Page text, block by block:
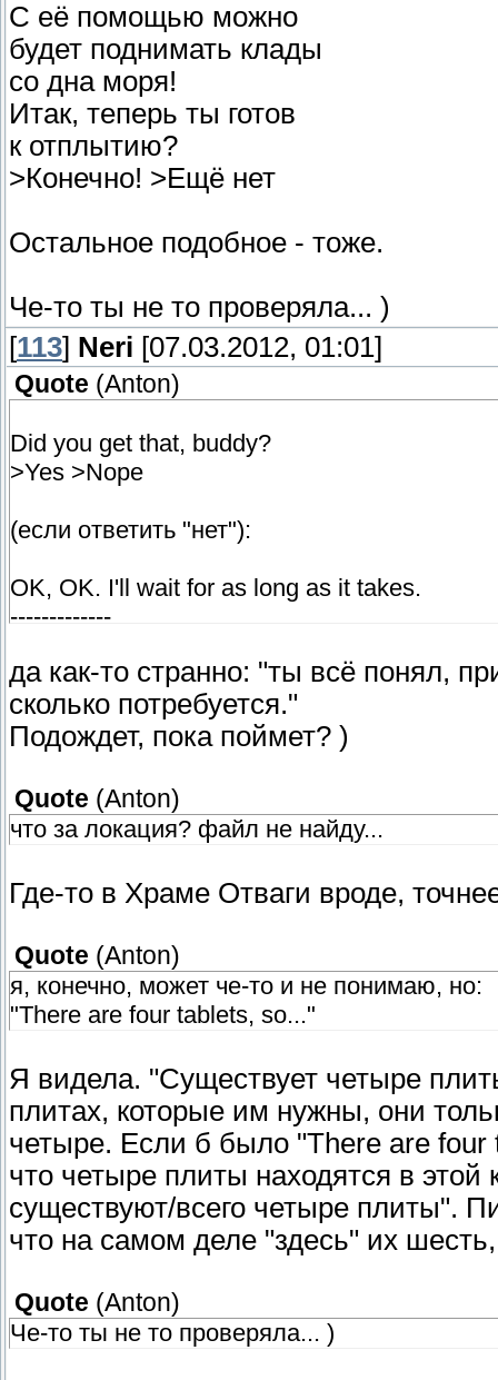
С её помощью можно
будет поднимать клады
со дна моря!
Итак, теперь ты готов
к отплытию?
>Конечно! >Ещё нет
Остальное подобное - тоже.
Че-то ты не то проверяла... )
[113] Neri [07.03.2012, 01:01]
Quote (Anton)
Did you get that, buddy?
>Yes >Nope
(если ответить "нет"):
OK, OK. I'll wait for as long as it takes.
-------------
да как-то странно: "ты всё понял,
сколько потребуется."
Подождет, пока поймет? )
Quote (Anton)
что за локация? файл не найду...
Где-то в Храме Отваги вроде,
Quote (Anton)
я, конечно, может че-то и не понимаю, но:
"There are four tablets, so..."
Я видела. "Существует четыре
плитах, которые им нужны, они
четыре. Если б было "There are four
что четыре плиты находятся в этой
существуют/всего четыре плиты".
что на самом деле "здесь" их
Quote (Anton)
Че-то ты не то проверяла... )